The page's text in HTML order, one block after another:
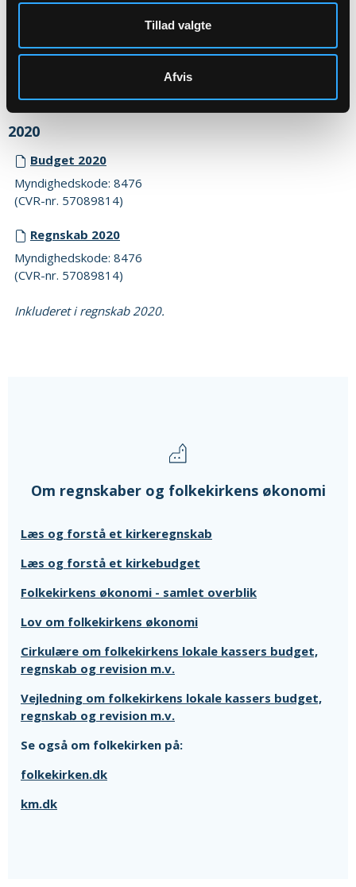
Tillad valgte
Afvis
Myndighedskode: 8476
Inkluderet i regnskab 2021.
2020
Budget 2020
Myndighedskode: 8476
(CVR-nr. 57089814)
Regnskab 2020
Myndighedskode: 8476
(CVR-nr. 57089814)
Inkluderet i regnskab 2020.
Om regnskaber og folkekirkens økonomi
Læs og forstå et kirkeregnskab
Læs og forstå et kirkebudget
Folkekirkens økonomi - samlet overblik
Lov om folkekirkens økonomi
Cirkulære om folkekirkens lokale kassers budget,
regnskab og revision m.v.
Vejledning om folkekirkens lokale kassers budget,
regnskab og revision m.v.
Se også om folkekirken på:
folkekirken.dk
km.dk